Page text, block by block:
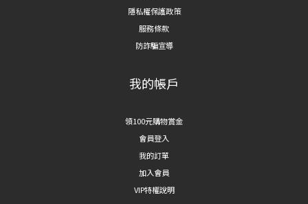
隱私權保護政策
服務條款
防詐騙宣導
我的帳戶
領100元購物賞金
會員登入
我的訂單
加入會員
VIP特權說明